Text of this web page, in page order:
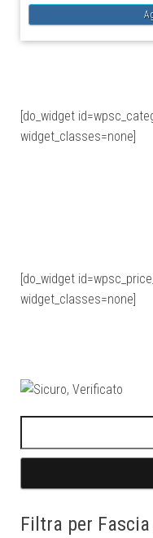
[do_widget
widget_classes=none]
[do_widget
widget_classes=none]
Filtra per